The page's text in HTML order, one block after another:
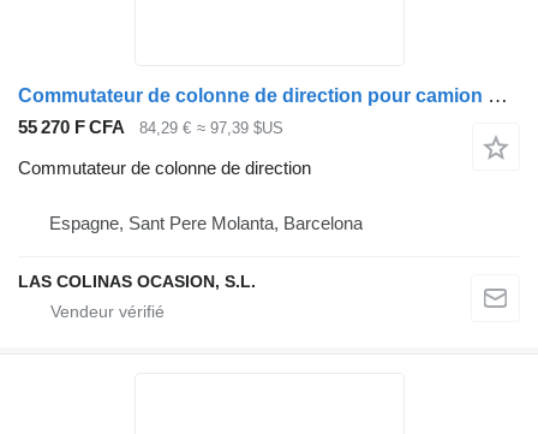
Commutateur de colonne de direction pour camion Nissan NT400 CABSTAR
55 270 F CFA 84,29 € ≈ 97,39 $US
Commutateur de colonne de direction
Espagne, Sant Pere Molanta, Barcelona
LAS COLINAS OCASION, S.L.